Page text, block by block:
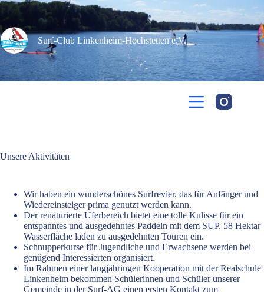
Zum
Inhalt
springen
Surf-Club Linkenheim-Hochstetten e.V.​
Unsere Aktivitäten
Wir haben ein wunderschönes Surfrevier, das für Anfänger und
Wiedereinsteiger prima genutzt werden kann.
Der renaturierte Uferbereich bietet eine tolle Kulisse für ein
entspanntes und ausgedehntes Paddeln mit dem SUP. 58 Hektar
Wasserfläche laden zu ausgedehnten Touren ein.
Schnupperkurse für Jugendliche und Erwachsene werden bei
genügend Interessierten organisiert.
Im Rahmen einer langjähringen Kooperation mit der Realschule
Linkenheim bekommen Schülerinnen und Schüler unserer
Gemeinde in der Surf-AG einen ersten Kontakt zum